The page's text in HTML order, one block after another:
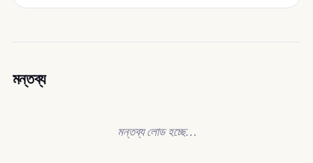
মন্তব্য
মন্তব্য লোড হচ্ছে…